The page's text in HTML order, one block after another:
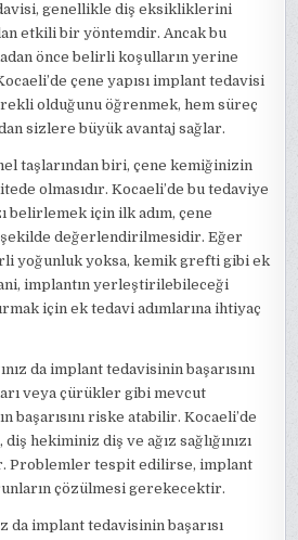
genellikle diş eksikliklerini
etkili bir yöntemdir. Ancak bu
önce belirli koşulların yerine
çene yapısı implant tedavisi
olduğunu öğrenmek, hem süreç
sizlere büyük avantaj sağlar.
taşlarından biri, çene kemiğinizin
olmasıdır. Kocaeli’de bu tedaviye
belirlemek için ilk adım, çene
değerlendirilmesidir. Eğer
yoğunluk yoksa, kemik grefti gibi ek
implantın yerleştirilebileceği
için ek tedavi adımlarına ihtiyaç
da implant tedavisinin başarısını
veya çürükler gibi mevcut
başarısını riske atabilir. Kocaeli’de
hekiminiz diş ve ağız sağlığınızı
Problemler tespit edilirse, implant
çözülmesi gerekecektir.
da implant tedavisinin başarısı